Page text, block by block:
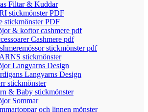
Filtar & Kuddar
stickmönster PDF
stickmönster PDF
& koftor cashmere pdf
Cashmere pdf
stickmönster pdf
stickmönster
Langyarns Design
Langyarns Design
stickmönster
& Baby stickmönster
Sommar
och linnen mönster